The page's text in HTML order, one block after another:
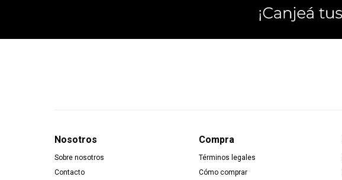
Nosotros
Sobre nosotros
Contacto
Compra
Términos legales
Cómo comprar